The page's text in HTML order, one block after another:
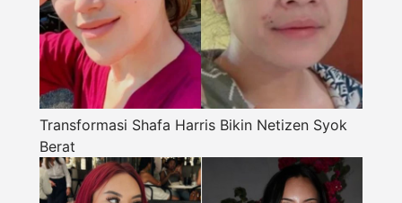
Transformasi Shafa Harris Bikin Netizen Syok
Berat